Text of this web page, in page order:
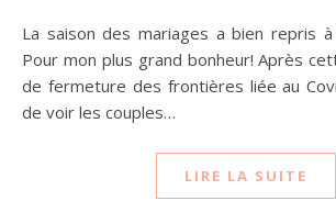
La saison des mariages a bien repris à l’Agence Opaline.
Pour mon plus grand bonheur! Après
de fermeture des frontières liée au
de voir les couples…
LIRE LA SUITE